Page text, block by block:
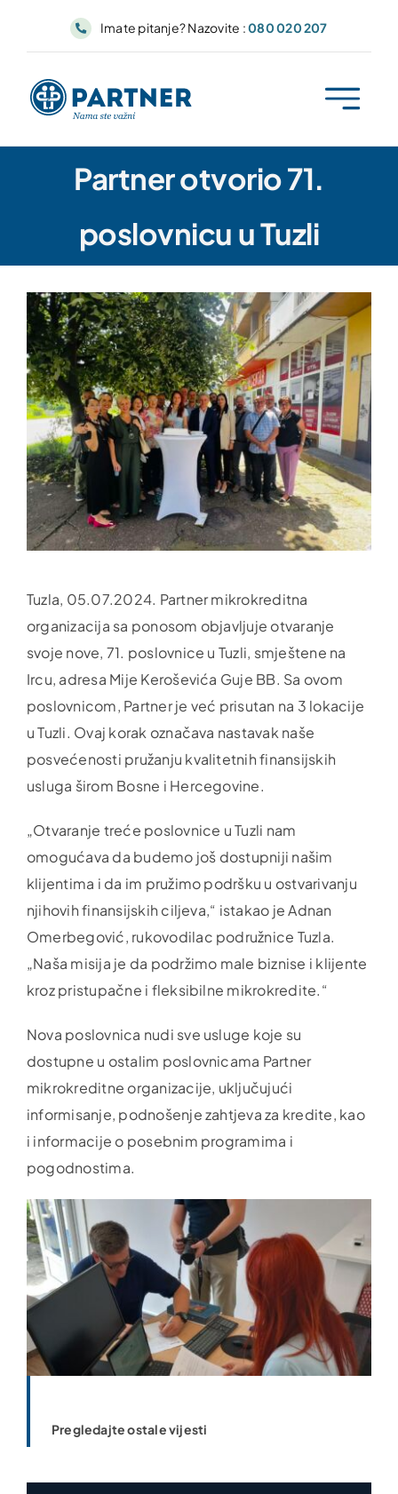
Imate pitanje? Nazovite :080 020 207
Partner otvorio 71.
poslovnicu u Tuzli
Tuzla, 05.07.2024. Partner mikrokreditna
organizacija sa ponosom objavljuje otvaranje
svoje nove, 71. poslovnice u Tuzli, smještene na
Ircu, adresa Mije Keroševića Guje BB. Sa ovom
poslovnicom, Partner je već prisutan na 3 lokacije
u Tuzli. Ovaj korak označava nastavak naše
posvećenosti pružanju kvalitetnih finansijskih
usluga širom Bosne i Hercegovine.
„Otvaranje treće poslovnice u Tuzli nam
omogućava da budemo još dostupniji našim
klijentima i da im pružimo podršku u ostvarivanju
njihovih finansijskih ciljeva,“ istakao je Adnan
Omerbegović, rukovodilac podružnice Tuzla.
„Naša misija je da podržimo male biznise i klijente
kroz pristupačne i fleksibilne mikrokredite.“
Nova poslovnica nudi sve usluge koje su
dostupne u ostalim poslovnicama Partner
mikrokreditne organizacije, uključujući
informisanje, podnošenje zahtjeva za kredite, kao
i informacije o posebnim programima i
pogodnostima.
Pregledajte ostale vijesti